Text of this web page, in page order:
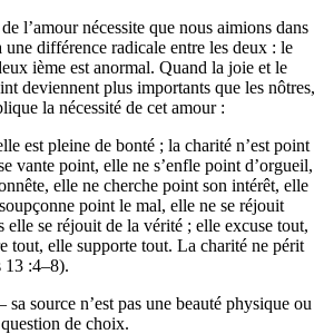
l’amour nécessite que nous aimions dans
une différence radicale entre les deux : le
ième est anormal. Quand la joie et le
deviennent plus importants que les nôtres,
la nécessité de cet amour :
est pleine de bonté ; la charité n’est point
vante point, elle ne s’enfle point d’orgueil,
elle ne cherche point son intérêt, elle
point le mal, elle ne se réjouit
elle se réjouit de la vérité ; elle excuse tout,
tout, elle supporte tout. La charité ne périt
:4–8).
source n’est pas une beauté physique ou
de choix.